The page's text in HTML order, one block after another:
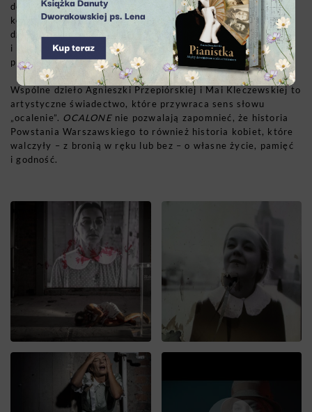
dekady nie mieściło się w języku. Przepiórska i Kleczewska
konstruują spektakl jak rytuał – z fragmentów wspomnień,
dzienników, dokumentów i ciszy. To teatr dokumentalny
i metafizyczny zarazem: opowieść o kobietach, które
przetrwały, ale nie zostały wysłuchane.
Wspólne dzieło Agnieszki Przepiórskiej i Mai Kleczewskiej to
artystyczne świadectwo, które przywraca sens słowu
„ocalenie”. OCALONEnie pozwalają zapomnieć, że historia
Powstania Warszawskiego to również historia kobiet, które
walczyły – z bronią w ręku lub bez – o własne życie, pamięć
i godność.